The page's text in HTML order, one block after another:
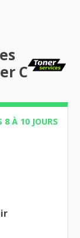
C
8 À 10 JOURS